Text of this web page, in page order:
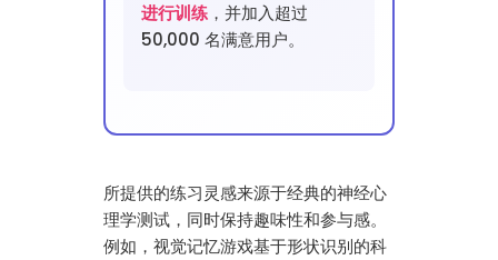
进行训练，并加入超过
50,000 名满意用户。
所提供的练习灵感来源于经典的神经心
理学测试，同时保持趣味性和参与感。
例如，视觉记忆游戏基于形状识别的科